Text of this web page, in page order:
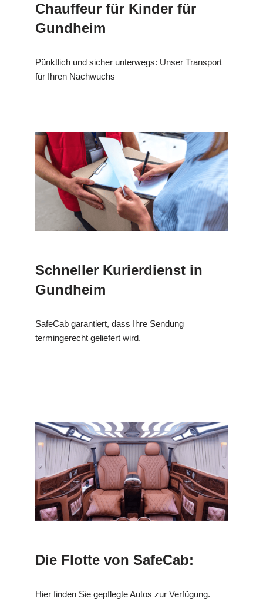
Chauffeur für Kinder für
Gundheim
Pünktlich und sicher unterwegs: Unser Transport
für Ihren Nachwuchs
Schneller Kurierdienst in
Gundheim
SafeCab garantiert, dass Ihre Sendung
termingerecht geliefert wird.
Die Flotte von SafeCab:
Hier finden Sie gepflegte Autos zur Verfügung.